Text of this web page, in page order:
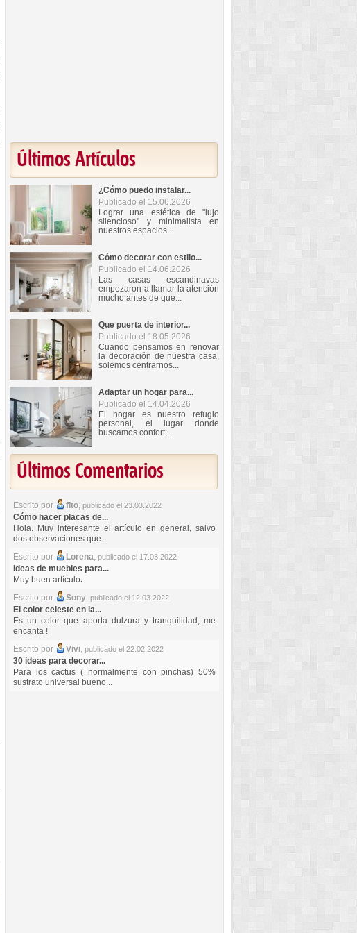
Últimos Artículos
¿Cómo puedo instalar...
Publicado el 15.06.2026
Lograr una estética de "lujo
silencioso" y minimalista en
nuestros espacios...
Cómo decorar con estilo...
Publicado el 14.06.2026
Las casas escandinavas
empezaron a llamar la atención
mucho antes de que...
Que puerta de interior...
Publicado el 18.05.2026
Cuando pensamos en renovar
la decoración de nuestra casa,
solemos centrarnos...
Adaptar un hogar para...
Publicado el 14.04.2026
El hogar es nuestro refugio
personal, el lugar donde
buscamos confort,...
Últimos Comentarios
Escrito por fito, publicado el 23.03.2022
Cómo hacer placas de...
Hola. Muy interesante el artículo en general, salvo
dos observaciones que...
Escrito por
Lorena, publicado el 17.03.2022
Ideas de muebles para...
Muy buen artículo.
Escrito por
Sony, publicado el 12.03.2022
El color celeste en la...
Es un color que aporta dulzura y tranquilidad, me
encanta !
Escrito por
Vivi, publicado el 22.02.2022
30 ideas para decorar...
Para los cactus ( normalmente con pinchas) 50%
sustrato universal bueno...